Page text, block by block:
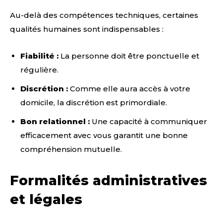
Au-delà des compétences techniques, certaines
qualités humaines sont indispensables :
Fiabilité : La personne doit être ponctuelle et
régulière.
Discrétion : Comme elle aura accès à votre
domicile, la discrétion est primordiale.
Bon relationnel : Une capacité à communiquer
efficacement avec vous garantit une bonne
compréhension mutuelle.
Formalités administratives
et légales